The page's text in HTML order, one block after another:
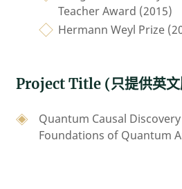
Teacher Award (2015)
Hermann Weyl Prize
Project Title (只提供英
Quantum Causal
Foundations of Quantum